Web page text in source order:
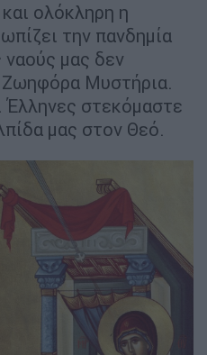
ολόκληρη η
την πανδημία
ναούς μας δεν
Ζωηφόρα Μυστήρια.
στεκόμαστε
μας στον Θεό.